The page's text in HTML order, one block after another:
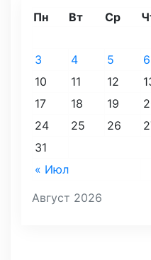
Август 2026
Пн Вт Ср
« Июл
3
4 5 6
10
11 12
17
18 19
24
25 26
31